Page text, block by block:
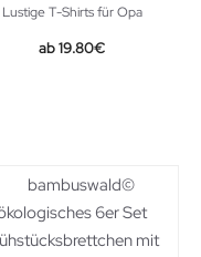
Lustige T-Shirts für Opa
19.80€